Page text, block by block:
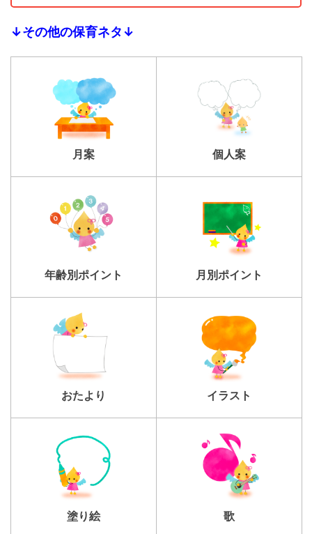
↓その他の保育ネタ↓
月案 個人案
年齢別ポイント 月別ポイント
おたより イラスト
塗り絵 歌